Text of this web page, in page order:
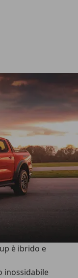
è ibrido e
inossidabile